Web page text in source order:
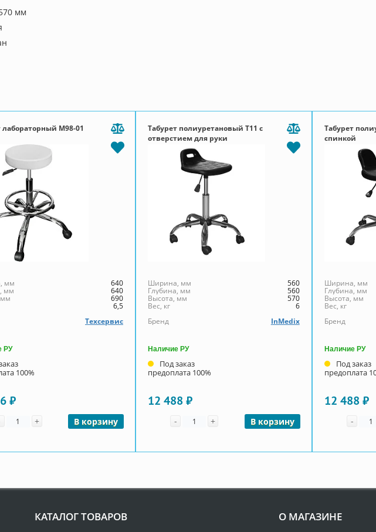
мм
лабораторный М98-01
мм 640
мм 640
690
6,5
Техсервис
РУ
100%
₽
Количество
+ В корзину
Табурет полиуретановый Т11 с
отверстием для руки
Ширина, мм 560
Глубина, мм 560
Высота, мм 570
Вес, кг
6
Бренд
InMedix
Наличие РУ
Под заказ
предоплата 100%
12 488 ₽
- Количество
+ В корзину
Табурет
спинкой
Ширина, мм
Глубина, мм
Высота, мм
Вес, кг
Бренд
Наличие РУ
Под заказ
предоплата
12 488 ₽
-
КАТАЛОГ ТОВАРОВ О МАГАЗИНЕ